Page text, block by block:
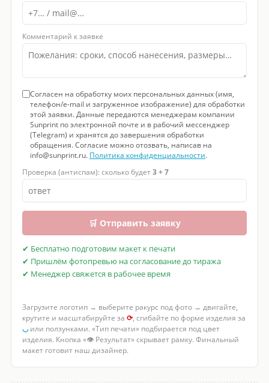
Комментарий к заявке
Согласен на обработку моих персональных данных (имя,
телефон/e-mail и загруженное изображение) для обработки
этой заявки. Данные передаются менеджерам компании
Sunprint по электронной почте и в рабочий мессенджер
(Telegram) и хранятся до завершения обработки
обращения. Согласие можно отозвать, написав на
info@sunprint.ru. Политика конфиденциальности.
Проверка (антиспам): сколько будет3 + 7
🛒 Отправить заявку
✔ Бесплатно подготовим макет к печати
✔ Пришлём фотопревью на согласование до тиража
✔ Менеджер свяжется в рабочее время
Загрузите логотип → выберите ракурс под фото → двигайте,
крутите и масштабируйте за ⟳, сгибайте по форме изделия за
◡или ползунками. «Тип печати» подбирается под цвет
изделия. Кнопка «👁 Результат» скрывает рамку. Финальный
макет готовит наш дизайнер.